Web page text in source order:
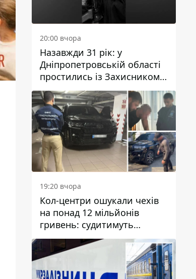
20:00 вчора
Назавжди 31 рік: у
Дніпропетровській області
простились із Захисником
Олександром Рєпіним
19:20 вчора
Кол-центри ошукали чехів
на понад 12 мільйонів
гривень: судитимуть
дніпрянина, який
організував
транснаціональну злочинну
організацію